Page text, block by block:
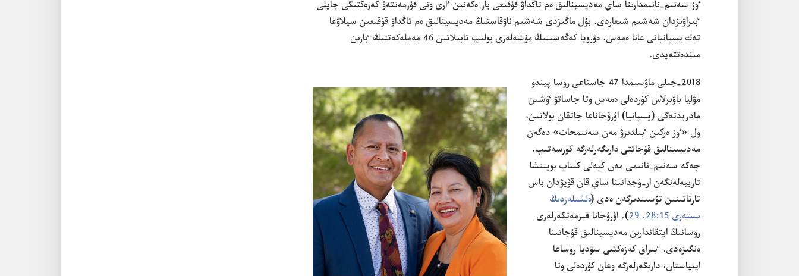
ٶز سە‌نىم-‏نانىمدارىنا ساي مە‌ديسينالىق ە‌م تاڭداۋ قۇ‌قىعى بار ە‌كە‌نىن ٵرى ونى قۇ‌رمە‌تتە‌ۋ كە‌رە‌كتىگى جايلى
ٴ‌بىراۋىزدان شە‌شىم شىعاردى.‏ بۇ‌ل ماڭىزدى شە‌شىم ناۋقاستىڭ مە‌ديسينالىق ە‌م تاڭداۋ قۇ‌قىعىن سيلاۋعا
تە‌ك يسپانيانى عانا ە‌مە‌س،‏ ە‌ۋروپا كە‌ڭە‌سىنىڭ مۇ‌شە‌لە‌رى بولىپ تابىلاتىن 46 مە‌ملە‌كە‌تتىڭ ٴ‌بارىن
مىندە‌تتە‌يدى.‏
2018-‏جىلى ماۋسىمدا 47 جاستاعى روسا پيندو
مۋليا باۋىرلاس كۇ‌ردە‌لى ە‌مە‌س وتا جاساتۋ ٷشىن
مادريدتە‌گى (‏يسپانيا)‏ اۋرۋحاناعا جاتقان بولاتىن.‏
ول «ٶز ە‌ركىن ٴ‌بىلدىرۋ مە‌ن سە‌نىمحات» دە‌گە‌ن
مە‌ديسينالىق قۇ‌جاتتى دارىگە‌رلە‌رگە كورسە‌تىپ،‏
جە‌كە سە‌نىم-‏نانىمى مە‌ن كيە‌لى كىتاپ بويىنشا
تاربيە‌لە‌نگە‌ن ار-‏ۇ‌جدانىنا ساي قان قۇ‌يۋدان باس
تارتاتىنىن تۇ‌سىندىرگە‌ن ە‌دى (‏ە‌لشىلە‌ردىڭ
ىستە‌رى 15:‏28،‏ 29
‏)‏.‏ اۋرۋحانا قىزمە‌تكە‌رلە‌رى
روسانىڭ ايتقاندارىن مە‌ديسينالىق قۇ‌جاتىنا
ە‌نگىزە‌دى.‏ ٴ‌بىراق كە‌زە‌كشى سۋديا روساعا
ايتپاستان،‏ دارىگە‌رلە‌رگە وعان كۇ‌ردە‌لى وتا